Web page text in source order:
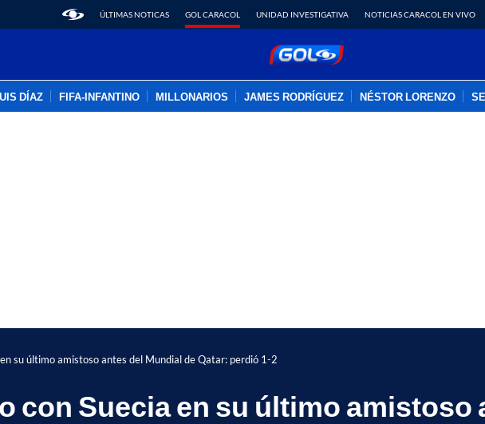
ÚLTIMAS NOTICAS GOL CARACOL UNIDAD INVESTIGATIVA NOTICIAS CARACOL EN VIVO
DÍAZ FIFA-INFANTINO MILLONARIOS JAMES RODRÍGUEZ NÉSTOR LORENZO
su último amistoso antes del Mundial de Qatar: perdió 1-2
con Suecia en su último amistoso